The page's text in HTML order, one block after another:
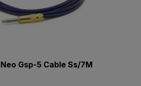
Gsp-5 Cable Ss/7M